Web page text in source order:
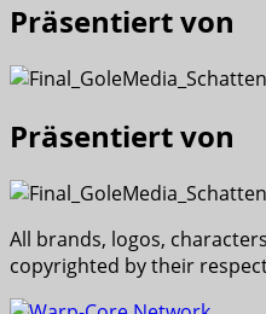
Präsentiert von
Präsentiert von
All brands, logos,
copyrighted by their